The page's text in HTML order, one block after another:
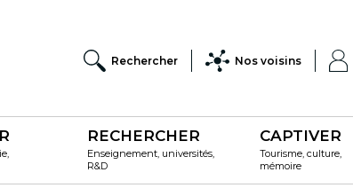
Rechercher Nos voisins
RECHERCHER
Enseignement, universités,
R&D
CAPTIVER
Tourisme, culture,
mémoire